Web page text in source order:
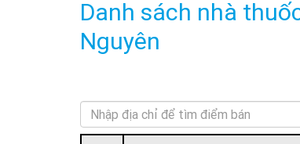
Danh sách nhà
Nguyên